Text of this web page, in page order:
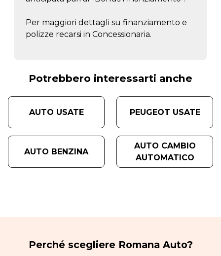
Per maggiori dettagli su finanziamento e
polizze recarsi in Concessionaria.
Potrebbero interessarti anche
AUTO USATE PEUGEOT USATE
AUTO BENZINA
AUTO CAMBIO
AUTOMATICO
Perché scegliere Romana Auto?